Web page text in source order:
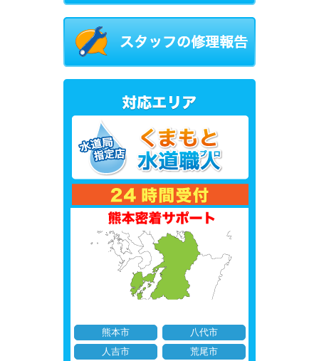
熊本市
八代市
人吉市
荒尾市